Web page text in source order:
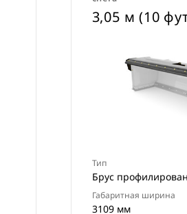
3,05 м (10
Тип
Брус
Габаритная ширина
3109 мм